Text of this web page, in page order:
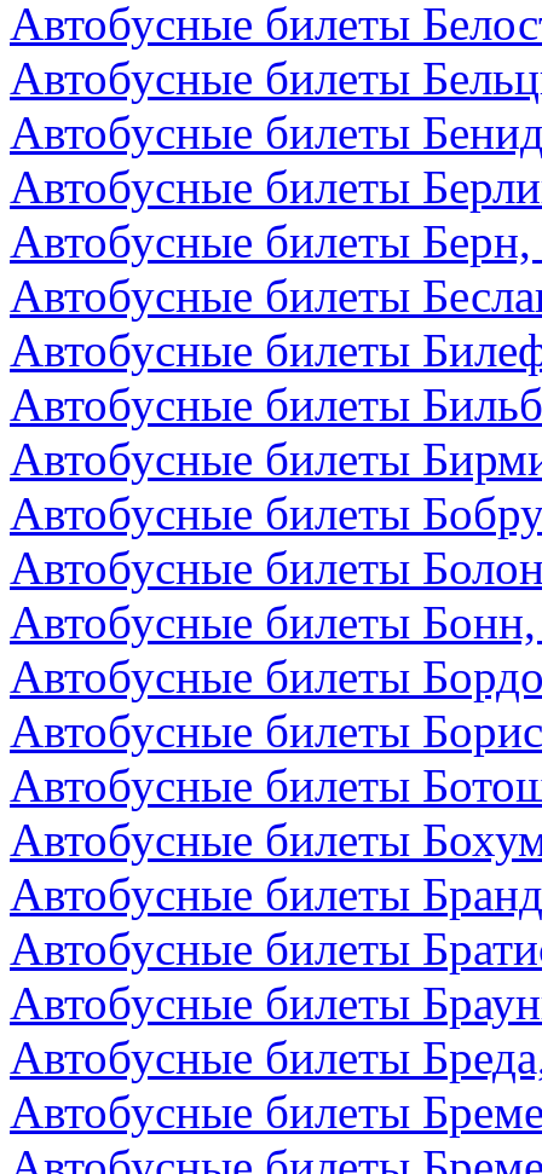
Автобусные билеты
Автобусные билеты
Автобусные билеты
Автобусные билеты
Автобусные билеты
Автобусные билеты
Автобусные билеты
Автобусные билеты
Автобусные билеты
Автобусные билеты
Автобусные билеты
Автобусные билеты
Автобусные билеты
Автобусные билеты
Автобусные билеты
Автобусные билеты
Автобусные билеты
Автобусные билеты
Автобусные билеты
Автобусные билеты
Автобусные билеты